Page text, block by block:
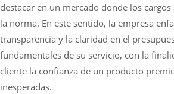
destacar en un mercado donde los
la norma. En este sentido, la empresa
transparencia y la claridad en el
fundamentales de su servicio, con la
cliente la confianza de un producto
inesperadas.